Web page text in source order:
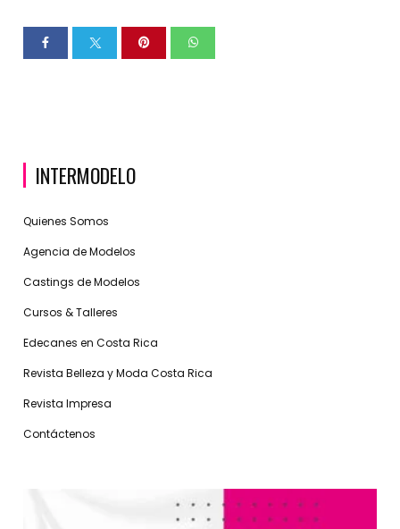
INTERMODELO
Quienes Somos
Agencia de Modelos
Castings de Modelos
Cursos & Talleres
Edecanes en Costa Rica
Revista Belleza y Moda Costa Rica
Revista Impresa
Contáctenos